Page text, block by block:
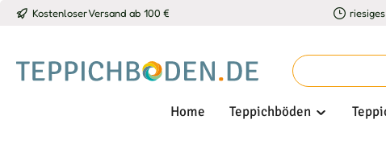
Hauptinhalt springen
Zur Suche springen
Zur Hauptnavigation springen
Kostenloser Versand ab 100 €
Home Teppichböden